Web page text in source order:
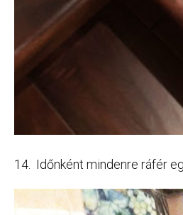
14. Időnként mindenre ráfér